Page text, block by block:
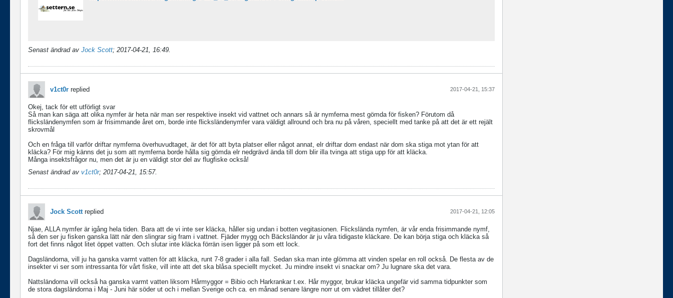
Senast ändrad av Jock Scott; 2017-04-21, 16:49.
v1ct0r replied 2017-04-21, 15:37
Okej, tack för ett utförligt svar
Så man kan säga att olika nymfer är heta när man ser respektive insekt vid vattnet och annars så är nymferna mest gömda för fisken? Förutom då
flicksländenymfen som är frisimmande året om, borde inte flicksländenymfer vara väldigt allround och bra nu på våren, speciellt med tanke på att det är ett rejält
skrovmål
Och en fråga till
varför driftar nymferna överhuvudtaget, är det för att byta platser eller något annat, elr driftar dom endast när dom ska stiga mot ytan för att
kläcka? För mig känns det ju som att nymferna borde hålla sig gömda elr nedgrävd ända till dom blir illa tvinga att stiga upp för att kläcka.
Många insektsfrågor nu, men det är ju en väldigt stor del av flugfiske också!
Senast ändrad av v1ct0r; 2017-04-21, 15:57.
Jock Scottreplied 2017-04-21, 12:05
Njae, ALLA nymfer är igång hela tiden. Bara att de vi inte ser kläcka, håller sig undan i botten vegitasionen. Flickslända nymfen, är vår enda frisimmande nymf,
så den ser ju fisken ganska lätt när den slingrar sig fram i vattnet. Fjäder mygg och Bäcksländor är ju våra tidigaste kläckare. De kan börja stiga och kläcka så
fort det finns något litet öppet vatten. Och slutar inte kläcka förrän isen ligger på som ett lock.
Dagsländorna, vill ju ha ganska varmt vatten för att kläcka, runt 7-8 grader i alla fall. Sedan ska man inte glömma att vinden spelar en roll också. De flesta av de
insekter vi ser som intressanta för vårt fiske, vill inte att det ska blåsa speciellt mycket. Ju mindre insekt vi snackar om? Ju lugnare ska det vara.
Nattsländorna vill också ha ganska varmt vatten liksom Hårmyggor = Bibio och Harkrankar t.ex. Hår myggor, brukar kläcka ungefär vid samma tidpunkter som
de stora dagsländorna i Maj - Juni här söder ut och i mellan Sverige och ca. en månad senare längre norr ut om vädret tillåter det?